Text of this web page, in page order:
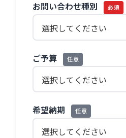
お問い合わせ種別 必須
ご予算 任意
希望納期 任意